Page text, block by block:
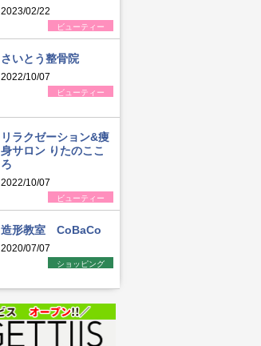
2023/02/22
ビューティー
さいとう整骨院
2022/10/07
ビューティー
リラクゼーション&痩
身サロン りたのここ
ろ
2022/10/07
ビューティー
造形教室 CoBaCo
2020/07/07
ショッピング